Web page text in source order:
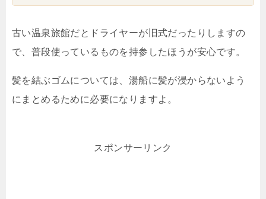
古い温泉旅館だとドライヤーが旧式だったりしますの
で、普段使っているものを持参したほうが安心です。
髪を結ぶゴムについては、湯船に髪が浸からないよう
にまとめるために必要になりますよ。
スポンサーリンク